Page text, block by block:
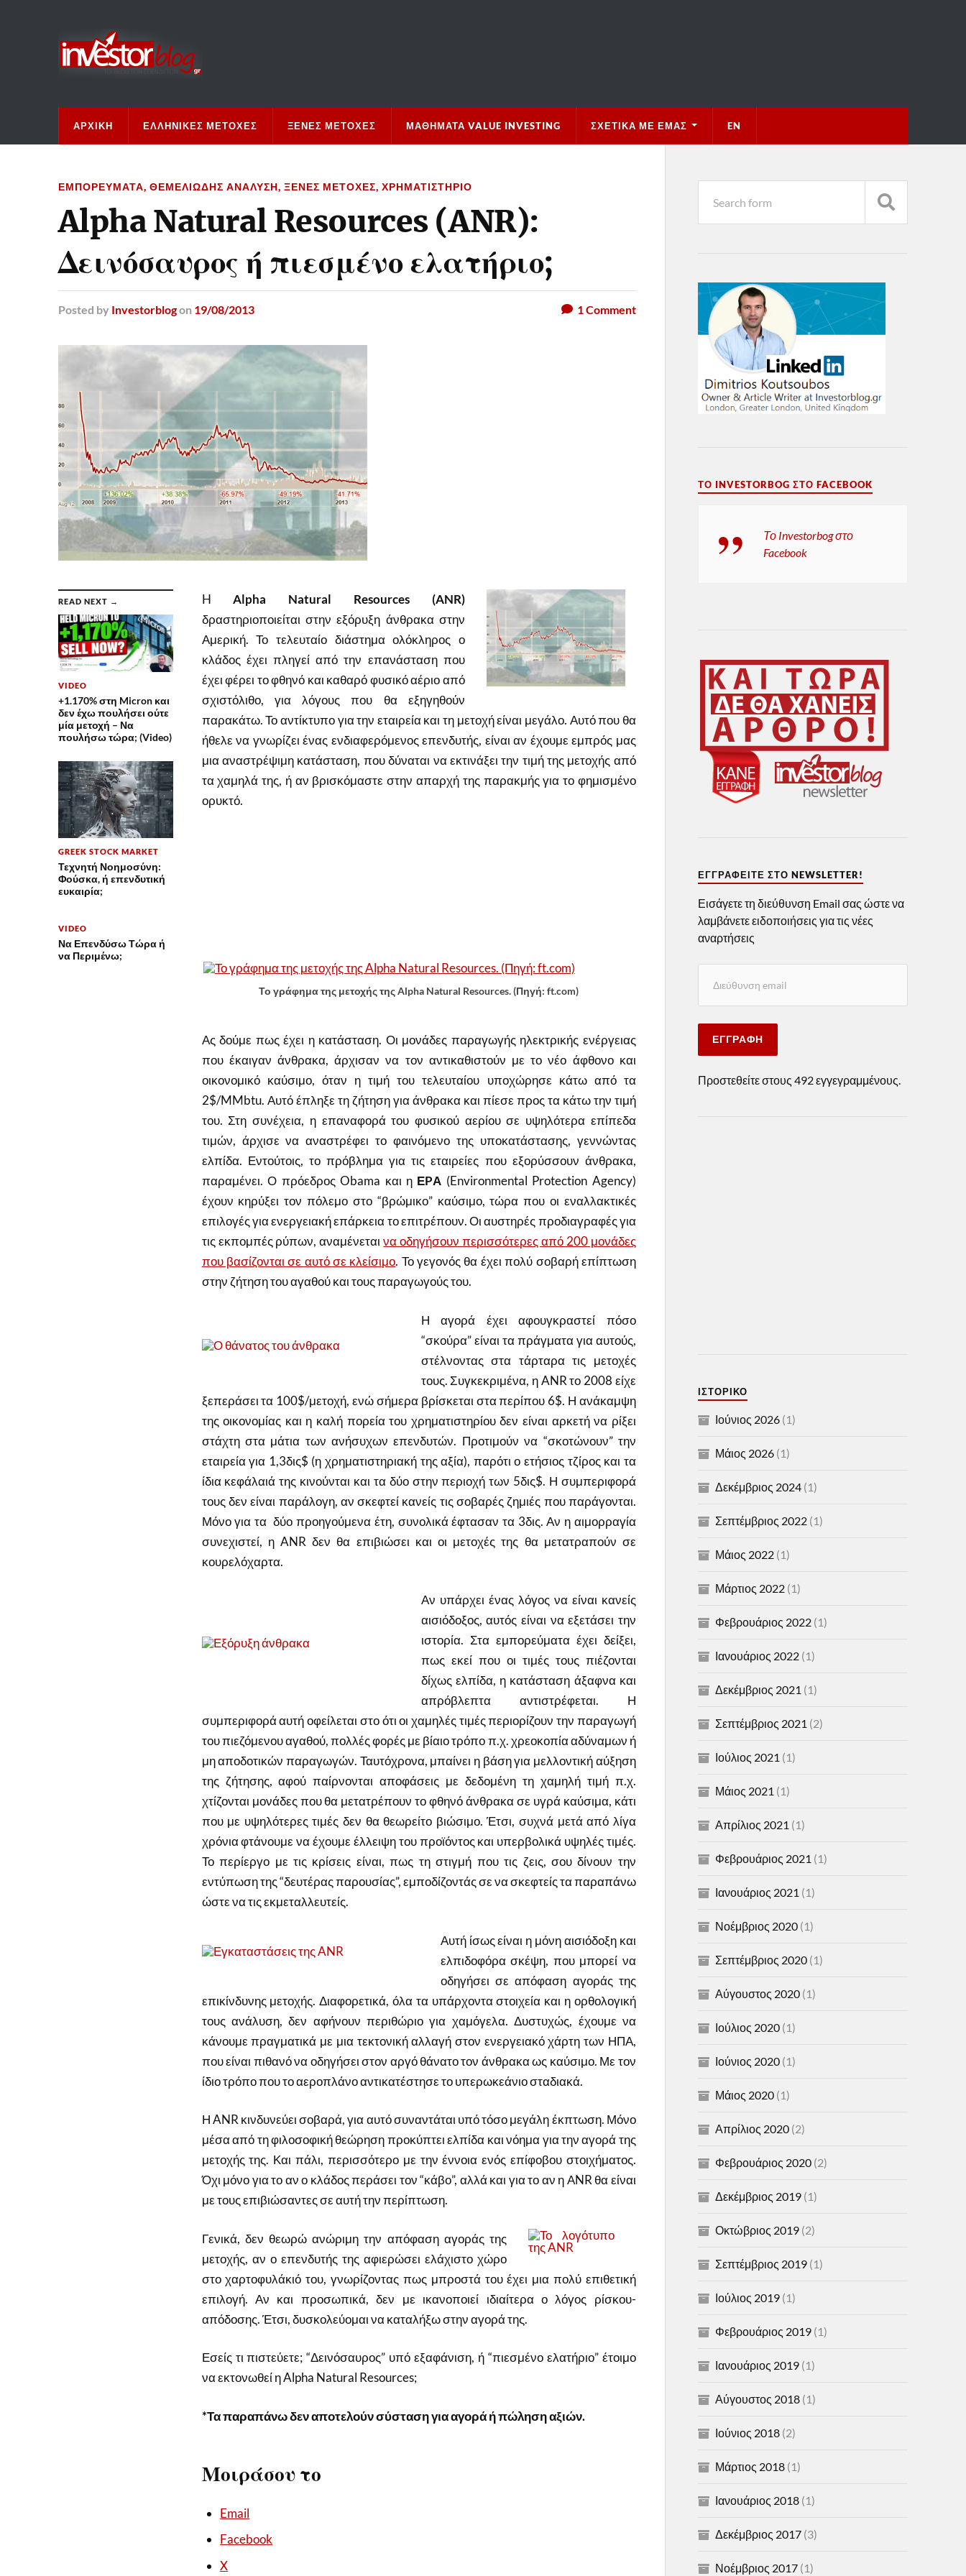
ΑΡΧΙΚΉ ΕΛΛΗΝΙΚΈΣ ΜΕΤΟΧΈΣ ΞΈΝΕΣ ΜΕΤΟΧΈΣ ΜΑΘΉΜΑΤΑ VALUE INVESTING ΣΧΕΤΙΚΆ ΜΕ ΕΜΆΣ EN
ΕΜΠΟΡΕΎΜΑΤΑ, ΘΕΜΕΛΙΏΔΗΣ ΑΝΆΛΥΣΗ, ΞΈΝΕΣ ΜΕΤΟΧΈΣ, ΧΡΗΜΑΤΙΣΤΉΡΙΟ
Alpha Natural Resources (ANR):
Δεινόσαυρος ή πιεσμένο ελατήριο;
Posted by Investorblogon 19/08/2013 1Comment
READ NEXT →
VIDEO
+1.170% στη Micron και
δεν έχω πουλήσει ούτε
μία μετοχή – Να
πουλήσω τώρα; (Video)
GREEK STOCK MARKET
Τεχνητή Νοημοσύνη:
Φούσκα, ή επενδυτική
ευκαιρία;
VIDEO
Να Επενδύσω Τώρα ή
να Περιμένω;
HAlpha Natural Resources (ANR)
δραστηριοποιείται στην εξόρυξη άνθρακα στην
Αμερική. Το τελευταίο διάστημα ολόκληρος ο
κλάδος έχει πληγεί από την επανάσταση που
έχει φέρει το φθηνό και καθαρό φυσικό αέριο από
σχιστόλιθο, για λόγους που θα εξηγηθούν
παρακάτω. Το αντίκτυπο για την εταιρεία και τη μετοχή είναι μεγάλο. Αυτό που θα
ήθελε να γνωρίζει ένας ενδιαφερόμενος επενδυτής, είναι αν έχουμε εμπρός μας
μια αναστρέψιμη κατάσταση, που δύναται να εκτινάξει την τιμή της μετοχής από
τα χαμηλά της, ή αν βρισκόμαστε στην απαρχή της παρακμής για το φημισμένο
ορυκτό.
Το γράφημα της μετοχής της Alpha Natural Resources. (Πηγή: ft.com)
Ας δούμε πως έχει η κατάσταση. Οι μονάδες παραγωγής ηλεκτρικής ενέργειας
που έκαιγαν άνθρακα, άρχισαν να τον αντικαθιστούν με το νέο άφθονο και
οικονομικό καύσιμο, όταν η τιμή του τελευταίου υποχώρησε κάτω από τα
2$/MMbtu. Αυτό έπληξε τη ζήτηση για άνθρακα και πίεσε προς τα κάτω την τιμή
του. Στη συνέχεια, η επαναφορά του φυσικού αερίου σε υψηλότερα επίπεδα
τιμών, άρχισε να αναστρέφει το φαινόμενο της υποκατάστασης, γεννώντας
ελπίδα. Εντούτοις, το πρόβλημα για τις εταιρείες που εξορύσσουν άνθρακα,
παραμένει. Ο πρόεδρος Obama και η ΕPΑ (Environmental Protection Agency)
έχουν κηρύξει τον πόλεμο στο “βρώμικο” καύσιμο, τώρα που οι εναλλακτικές
επιλογές για ενεργειακή επάρκεια το επιτρέπουν. Οι αυστηρές προδιαγραφές για
τις εκπομπές ρύπων, αναμένεταινα οδηγήσουν περισσότερες από 200 μονάδες
που βασίζονται σε αυτό σε κλείσιμο. Το γεγονός θα έχει πολύ σοβαρή επίπτωση
στην ζήτηση του αγαθού και τους παραγωγούς του.
Η αγορά έχει αφουγκραστεί πόσο
“σκούρα” είναι τα πράγματα για αυτούς,
στέλνοντας στα τάρταρα τις μετοχές
τους. Συγκεκριμένα, η ANR το 2008 είχε
ξεπεράσει τα 100$/μετοχή, ενώ σήμερα βρίσκεται στα περίπου 6$. Η ανάκαμψη
της οικονομίας και η καλή πορεία του χρηματιστηρίου δεν είναι αρκετή να ρίξει
στάχτη στα μάτια των ανήσυχων επενδυτών. Προτιμούν να “σκοτώνουν” την
εταιρεία για 1,3δις$ (η χρηματιστηριακή της αξία), παρότι ο ετήσιος τζίρος και τα
ίδια κεφάλαιά της κινούνται και τα δύο στην περιοχή των 5δις$. Η συμπεριφορά
τους δεν είναι παράλογη, αν σκεφτεί κανείς τις σοβαρές ζημιές που παράγονται.
Μόνο για τα δύο προηγούμενα έτη, συνολικά έφτασαν τα 3δις. Αν η αιμορραγία
συνεχιστεί, η ANR δεν θα επιβιώσει και οι μετοχές της θα μετατραπούν σε
κουρελόχαρτα.
Αν υπάρχει ένας λόγος να είναι κανείς
αισιόδοξος, αυτός είναι να εξετάσει την
ιστορία. Στα εμπορεύματα έχει δείξει,
πως εκεί που οι τιμές τους πιέζονται
δίχως ελπίδα, η κατάσταση άξαφνα και
απρόβλεπτα αντιστρέφεται. Η
συμπεριφορά αυτή οφείλεται στο ότι οι χαμηλές τιμές περιορίζουν την παραγωγή
του πιεζόμενου αγαθού, πολλές φορές με βίαιο τρόπο π.χ. χρεοκοπία αδύναμων ή
μη αποδοτικών παραγωγών. Ταυτόχρονα, μπαίνει η βάση για μελλοντική αύξηση
της ζήτησης, αφού παίρνονται αποφάσεις με δεδομένη τη χαμηλή τιμή π.χ.
χτίζονται μονάδες που θα μετατρέπουν το φθηνό άνθρακα σε υγρά καύσιμα, κάτι
που με υψηλότερες τιμές δεν θα θεωρείτο βιώσιμο. Έτσι, συχνά μετά από λίγα
χρόνια φτάνουμε να έχουμε έλλειψη του προϊόντος και υπερβολικά υψηλές τιμές.
Το περίεργο με τις κρίσεις είναι, πως τη στιγμή που τις ζεις, σου δίνουν την
εντύπωση της “δευτέρας παρουσίας”, εμποδίζοντάς σε να σκεφτείς τα παραπάνω
ώστε να τις εκμεταλλευτείς.
Αυτή ίσως είναι η μόνη αισιόδοξη και
ελπιδοφόρα σκέψη, που μπορεί να
οδηγήσει σε απόφαση αγοράς της
επικίνδυνης μετοχής. Διαφορετικά, όλα τα υπάρχοντα στοιχεία και η ορθολογική
τους ανάλυση, δεν αφήνουν περιθώριο για χαμόγελα. Δυστυχώς, έχουμε να
κάνουμε πραγματικά με μια τεκτονική αλλαγή στον ενεργειακό χάρτη των ΗΠΑ,
που είναι πιθανό να οδηγήσει στον αργό θάνατο τον άνθρακα ως καύσιμο. Με τον
ίδιο τρόπο που το αεροπλάνο αντικατέστησε το υπερωκεάνιο σταδιακά.
Η ANR κινδυνεύει σοβαρά, για αυτό συναντάται υπό τόσο μεγάλη έκπτωση. Μόνο
μέσα από τη φιλοσοφική θεώρηση προκύπτει ελπίδα και νόημα για την αγορά της
μετοχής της. Και πάλι, περισσότερο με την έννοια ενός επίφοβου στοιχήματος.
Όχι μόνο για το αν ο κλάδος περάσει τον “κάβο”, αλλά και για το αν η ΑNR θα είναι
με τους επιβιώσαντες σε αυτή την περίπτωση.
Γενικά, δεν θεωρώ ανώριμη την απόφαση αγοράς της
μετοχής, αν ο επενδυτής της αφιερώσει ελάχιστο χώρο
στο χαρτοφυλάκιό του, γνωρίζοντας πως μπροστά του έχει μια πολύ επιθετική
επιλογή. Αν και προσωπικά, δεν με ικανοποιεί ιδιαίτερα ο λόγος ρίσκου-
απόδοσης. Έτσι, δυσκολεύομαι να καταλήξω στην αγορά της.
Εσείς τι πιστεύετε; “Δεινόσαυρος” υπό εξαφάνιση, ή “πιεσμένο ελατήριο” έτοιμο
να εκτονωθεί η Alpha Natural Resources;
*Τα παραπάνω δεν αποτελούν σύσταση για αγορά ή πώληση αξιών.
Μοιράσου το
Email
Facebook
X
ΤΟ INVESTORBOG ΣΤΟ FACEBOOK
Το Investorbog στο
Facebook
ΕΓΓΡΑΦΕΊΤΕ ΣΤΟ NEWSLETTER!
Εισάγετε τη διεύθυνση Email σας ώστε να
λαμβάνετε ειδοποιήσεις για τις νέες
αναρτήσεις
ΕΓΓΡΑΦΉ
Προστεθείτε στους 492 εγγεγραμμένους.
ΙΣΤΟΡΙΚΌ
Ιούνιος 2026(1)
Μάιος 2026(1)
Δεκέμβριος 2024(1)
Σεπτέμβριος 2022(1)
Μάιος 2022(1)
Μάρτιος 2022(1)
Φεβρουάριος 2022(1)
Ιανουάριος 2022(1)
Δεκέμβριος 2021 (1)
Σεπτέμβριος 2021 (2)
Ιούλιος 2021 (1)
Μάιος 2021 (1)
Απρίλιος 2021 (1)
Φεβρουάριος 2021 (1)
Ιανουάριος 2021 (1)
Νοέμβριος 2020(1)
Σεπτέμβριος 2020(1)
Αύγουστος 2020(1)
Ιούλιος 2020(1)
Ιούνιος 2020(1)
Μάιος 2020(1)
Απρίλιος 2020(2)
Φεβρουάριος 2020(2)
Δεκέμβριος 2019(1)
Οκτώβριος 2019(2)
Σεπτέμβριος 2019(1)
Ιούλιος 2019(1)
Φεβρουάριος 2019(1)
Ιανουάριος 2019(1)
Αύγουστος 2018(1)
Ιούνιος 2018(2)
Μάρτιος 2018(1)
Ιανουάριος 2018(1)
Δεκέμβριος 2017(3)
Νοέμβριος 2017(1)